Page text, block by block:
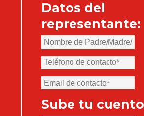
Datos del
representante:
Sube tu cuento